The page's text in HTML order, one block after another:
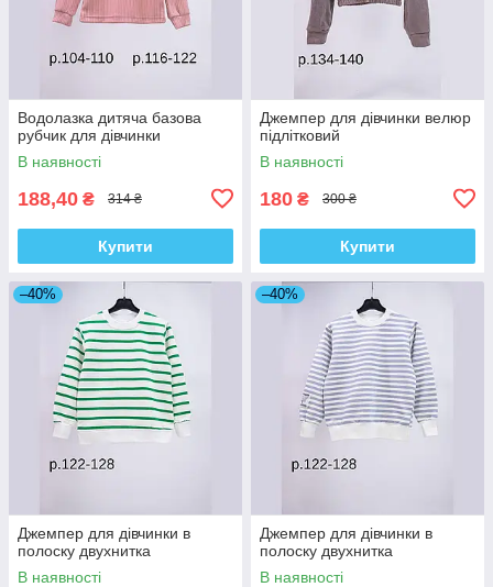
Водолазка дитяча базова
рубчик для дівчинки
В наявності
188,40 ₴ 314 ₴
Купити
Джемпер для дівчинки велюр
підлітковий
В наявності
180 ₴ 300 ₴
Купити
–40%
Джемпер для дівчинки в
полоску двухнитка
В наявності
–40%
Джемпер для дівчинки в
полоску двухнитка
В наявності